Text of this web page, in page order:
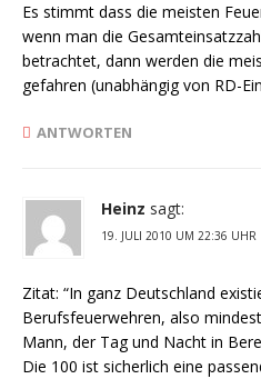
Es stimmt dass die meisten
wenn man die
betrachtet, dann werden die
gefahren (unabhängig von RD-
ANTWORTEN
Heinz sagt:
19. JULI 2010 UM 22:36 UHR
Zitat: “In ganz Deutschland
Berufsfeuerwehren, also
Mann, der Tag und Nacht in
Die 100 ist sicherlich eine